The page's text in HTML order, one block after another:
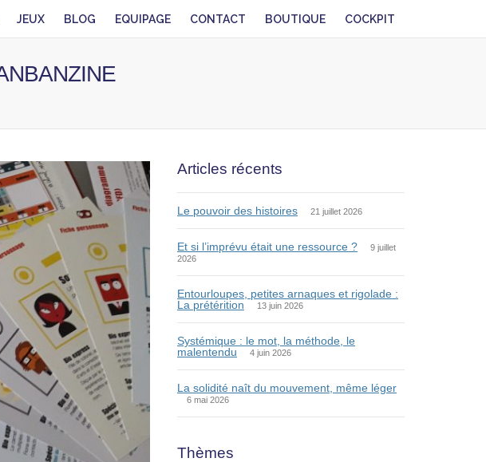
JEUX BLOG EQUIPAGE CONTACT BOUTIQUE COCKPIT
Articles récents
Le pouvoir des histoires 21 juillet 2026
Et si l’imprévu était une ressource ?
9 juillet
2026
Entourloupes, petites arnaques et rigolade :
La prétérition
13 juin 2026
Systémique : le mot, la méthode, le
malentendu
4 juin 2026
La solidité naît du mouvement, même léger
6 mai 2026
Thèmes